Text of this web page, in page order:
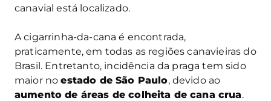
canavial está localizado.
A cigarrinha-da-cana é encontrada,
praticamente, em todas as regiões canavieiras do
Brasil. Entretanto, incidência da praga tem sido
maior noestado de São Paulo, devido ao
aumento de áreas de colheita de cana crua.